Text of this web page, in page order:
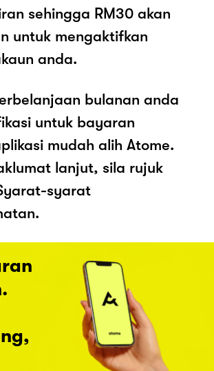
sehingga RM30 akan
untuk mengaktifkan
anda.
bulanan anda
untuk bayaran
mudah alih Atome.
lanjut, sila rujuk
syarat